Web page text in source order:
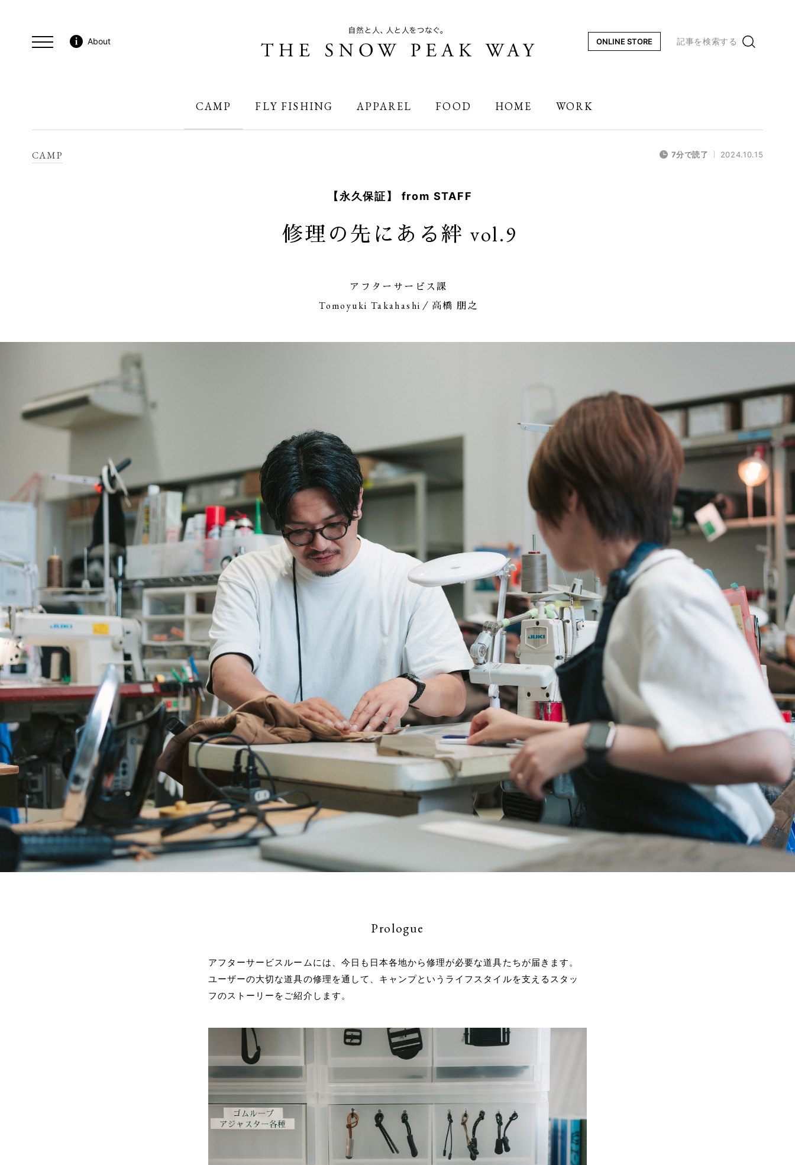
About ONLINE STORE 記事を検索する
CAMP FLY FISHING APPAREL FOOD HOME WORK
CAMP 7分で読了 2024.10.15
【永久保証】 from STAFF
修理の先にある絆 vol.9
アフターサービス課
Tomoyuki Takahashi／高橋 朋之
Prologue
アフターサービスルームには、今日も日本各地から修理が必要な道具たちが届きます。
ユーザーの大切な道具の修理を通して、キャンプというライフスタイルを支えるスタッ
フのストーリーをご紹介します。